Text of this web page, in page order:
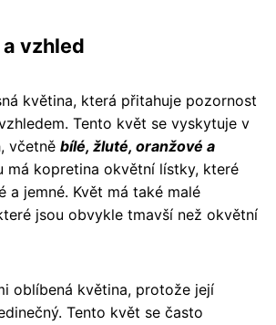
vzhled
květina, která přitahuje pozornost
Tento květ se vyskytuje v
včetně bílé, žluté, oranžové a
má kopretina okvětní lístky, které
a jemné. Květ má také malé
jsou obvykle tmavší než okvětní
oblíbená květina, protože její
Tento květ se často